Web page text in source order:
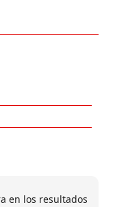
en los resultados